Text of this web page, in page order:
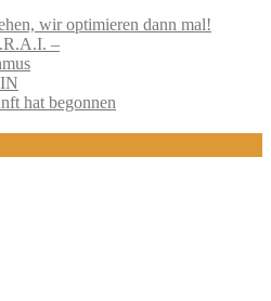
wir optimieren dann mal!
–
hat begonnen